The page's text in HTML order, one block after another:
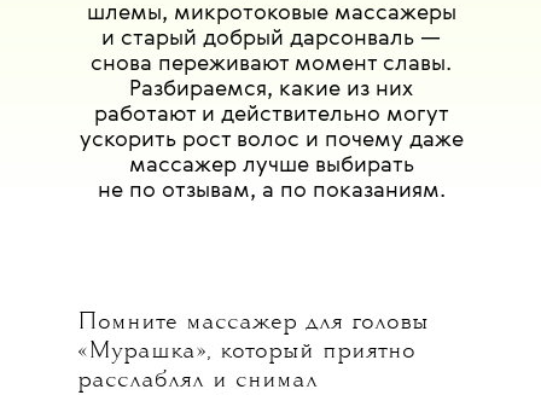
шлемы, микротоковые массажеры
и старый добрый дарсонваль —
снова переживают момент славы.
Разбираемся, какие из них
работают и действительно могут
ускорить рост волос и почему даже
массажер лучше выбирать
не по отзывам, а по показаниям.
Помните массажер для головы
«Мурашка», который приятно
расслаблял и снимал